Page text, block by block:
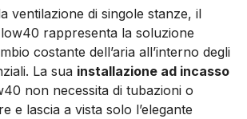
ventilazione di singole stanze, il
rappresenta la soluzione
costante dell’aria all’interno degli
La sua installazione ad incasso
non necessita di tubazioni o
e lascia a vista solo l’elegante